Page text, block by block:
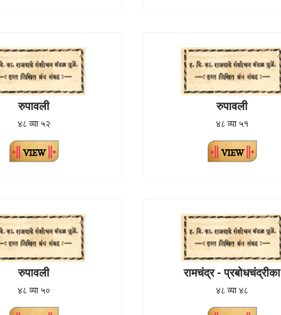
रुपावली
४८ व्या ५२
रुपावली
४८ व्या ५१
रुपावली
४८ व्या ५०
रामचंद्र - प्रबोधचंद्रीका
४८ व्या ४८